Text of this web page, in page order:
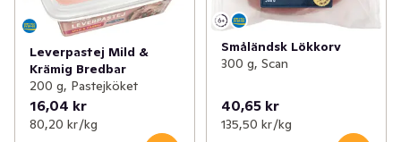
Leverpastej Mild &
Krämig Bredbar
200 g, Pastejköket
16,04 kr
80,20 kr /kg
Småländsk Lökkorv
300 g, Scan
40,65 kr
135,50 kr /kg